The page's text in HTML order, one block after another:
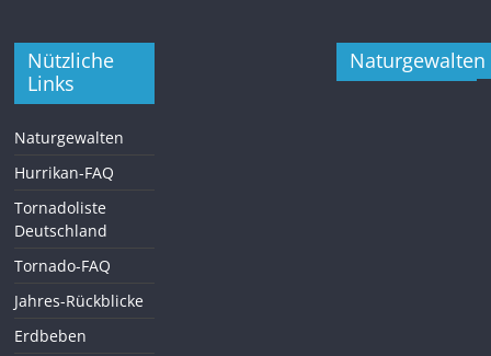
Nützliche
Links
Naturgewalten
Hurrikan-FAQ
Tornadoliste
Deutschland
Tornado-FAQ
Jahres-Rückblicke
Erdbeben
Naturgewalten